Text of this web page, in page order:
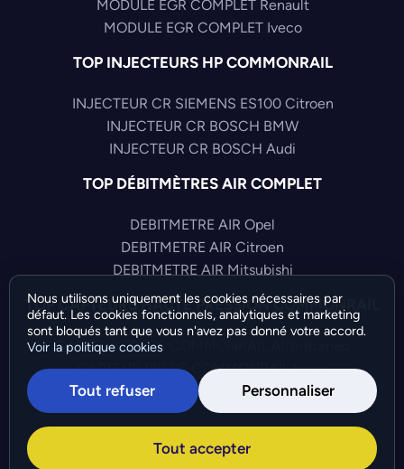
MODULE EGR COMPLET Renault
MODULE EGR COMPLET Iveco
TOP INJECTEURS HP COMMONRAIL
INJECTEUR CR SIEMENS ES100 Citroen
INJECTEUR CR BOSCH BMW
INJECTEUR CR BOSCH Audi
TOP DÉBITMÈTRES AIR COMPLET
DEBITMETRE AIR Opel
DEBITMETRE AIR Citroen
DEBITMETRE AIR Mitsubishi
TOP CAPTEURS HAUTE PRESSION COMMONRAIL
CAPTEUR PRESS COMMONRAIL Alfa-Romeo
CAPTEUR PRESS COMMONRAIL Iveco
CAPTEUR PRESS COMMONRAIL Audi
©Bresch SAS - Copyright 2026 - Tous droits réservés -
Préférences de cookies-Gérer mes cookies
Nous utilisons uniquement les cookies nécessaires par
défaut. Les cookies fonctionnels, analytiques et marketing
sont bloqués tant que vous n'avez pas donné votre accord.
Voir la politique cookies
Tout refuser Personnaliser
Tout accepter